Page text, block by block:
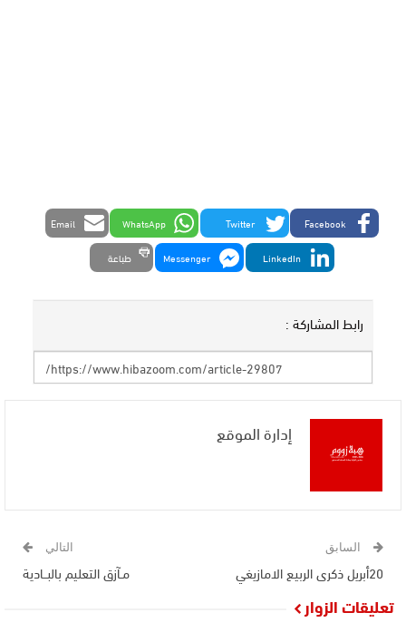
Facebook
Twitter
WhatsApp
Email
LinkedIn
Messenger طباعة
رابط المشاركة :
إدارة الموقع
السابق
20أبريل ذكرى الربيع الامازيغي
التالي
مـآزق التعليم بالبــادية
تعليقات الزوار